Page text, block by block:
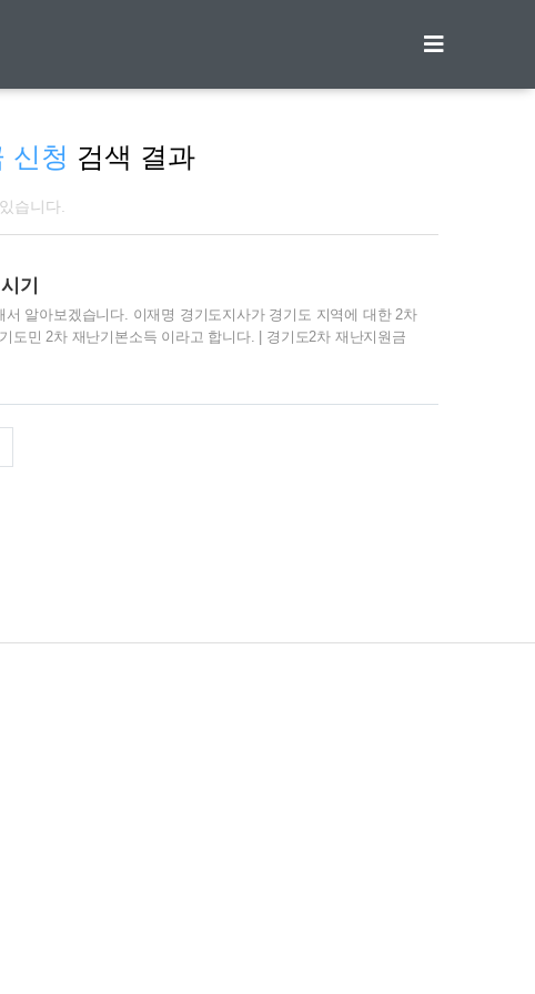
신청 검색 결과
습니다.
기
알아보겠습니다. 이재명 경기도지사가 경기도 지역에 대한 2차
도민 2차 재난기본소득 이라고 합니다. | 경기도2차 재난지원금
원금 지급 확정안을 공개했는데요. 이 발표에 앞서 정세균 총리
한 이재명 지사는 지원금이 풀리고 시민들이 철부지처럼 몰려
너무 무시하는 것이 아니냐라는 반박을 하기도 하였습니다. 결
되었습니다..